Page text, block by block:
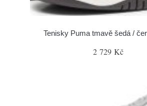
Tenisky Puma tmavě šedá /
2 729 Kč